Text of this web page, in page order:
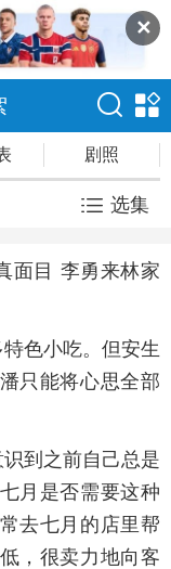
✕
剧照
选集
面目 李勇来林家
色小吃。但安生
只能将心思全部
识到之前自己总是
月是否需要这种
去七月的店里帮
，很卖力地向客